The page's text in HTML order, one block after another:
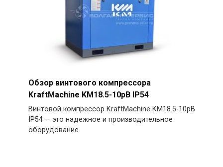
Обзор винтового компрессора
KraftMachine KM18.5-10рВ IP54
Винтовой компрессор KraftMachine KM18.5-10рВ
IP54 — это надежное и производительное
оборудование